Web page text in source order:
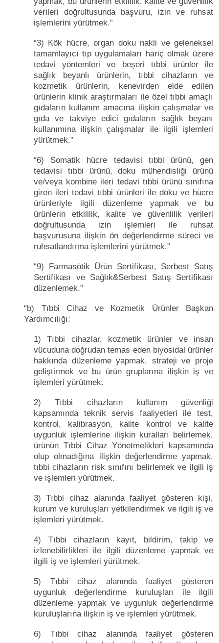
verileri doğrultusunda başvuru, izin ve ruhsat
işlemlerini yürütmek.”
“3) Kök hücre, organ doku nakli ve geleneksel
tamamlayıcı tıp uygulamaları hariç olmak üzere
tedavi yöntemleri ve beşeri tıbbi ürünler ile
sağlık beyanlı ürünlerin, tıbbi cihazların ve
kozmetik ürünlerin, kenevirden elde edilen
ürünlerin klinik araştırmaları ile özel tıbbi amaçlı
gıdaların kullanım amacına ilişkin çalışmalar ve
gıda ve takviye edici gıdaların sağlık beyanı
kullanımına ilişkin çalışmalar ile ilgili işlemleri
yürütmek.”
“6) Somatik hücre tedavisi tıbbi ürünü, gen
tedavisi tıbbi ürünü, doku mühendisliği ürünü
ve/veya kombine ileri tedavi tıbbi ürünü sınıfına
giren ileri tedavi tıbbi ürünleri ile doku ve hücre
ürünleriyle ilgili düzenleme yapmak ve bu
ürünlerin etkililik, kalite ve güvenlilik verileri
doğrultusunda izin işlemleri ile ruhsat
başvurusuna ilişkin ön değerlendirme süreci ve
ruhsatlandırma işlemlerini yürütmek.”
“9) Farmasötik Ürün Sertifikası, Serbest Satış
Sertifikası ve Sağlık&Serbest Satış Sertifikası
düzenlemek.”
“b) Tıbbi Cihaz ve Kozmetik Ürünler Başkan
Yardımcılığı:
1) Tıbbi cihazlar, kozmetik ürünler ve insan
vücuduna doğrudan temas eden biyosidal ürünler
hakkında düzenleme yapmak, strateji ve proje
geliştirmek ve bu ürün gruplarına ilişkin iş ve
işlemleri yürütmek.
2) Tıbbi cihazların kullanım güvenliği
kapsamında teknik servis faaliyetleri ile test,
kontrol, kalibrasyon, kalite kontrol ve kalite
uygunluk işlemlerine ilişkin kuralları belirlemek,
ürünün Tıbbi Cihaz Yönetmelikleri kapsamında
olup olmadığına ilişkin değerlendirme yapmak,
tıbbi cihazların risk sınıfını belirlemek ve ilgili iş
ve işlemleri yürütmek.
3) Tıbbi cihaz alanında faaliyet gösteren kişi,
kurum ve kuruluşları yetkilendirmek ve ilgili iş ve
işlemleri yürütmek.
4) Tıbbi cihazların kayıt, bildirim, takip ve
izlenebilirlikleri ile ilgili düzenleme yapmak ve
ilgili iş ve işlemleri yürütmek.
5) Tıbbi cihaz alanında faaliyet gösteren
uygunluk değerlendirme kuruluşları ile ilgili
düzenleme yapmak ve uygunluk değerlendirme
kuruluşlarına ilişkin iş ve işlemleri yürütmek.
6) Tıbbi cihaz alanında faaliyet gösteren